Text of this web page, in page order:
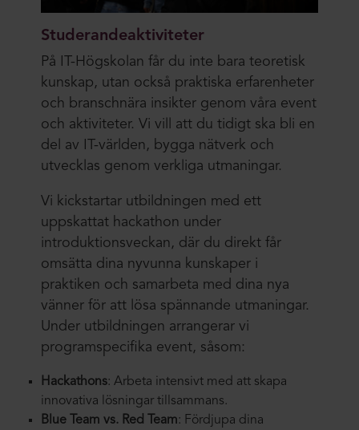
Studerandeaktiviteter
På IT-Högskolan får du inte bara teoretisk
kunskap, utan också praktiska erfarenheter
och branschnära insikter genom våra event
och aktiviteter. Vi vill att du tidigt ska bli en
del av IT-världen, bygga nätverk och
utvecklas genom verkliga utmaningar.
Vi kickstartar utbildningen med ett
uppskattat hackathon under
introduktionsveckan, där du direkt får
omsätta dina nyvunna kunskaper i
praktiken och samarbeta med dina nya
vänner för att lösa spännande utmaningar.
Under utbildningen arrangerar vi
programspecifika event, såsom:
Hackathons: Arbeta intensivt med att skapa
innovativa lösningar tillsammans.
Blue Team vs. Red Team: Fördjupa dina